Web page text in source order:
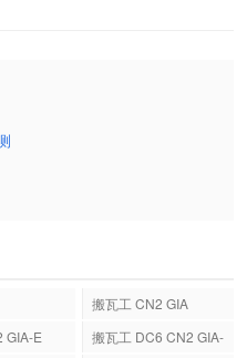
搬瓦工 CN2 GIA
GIA-E
搬瓦工 DC6 CN2 GIA-